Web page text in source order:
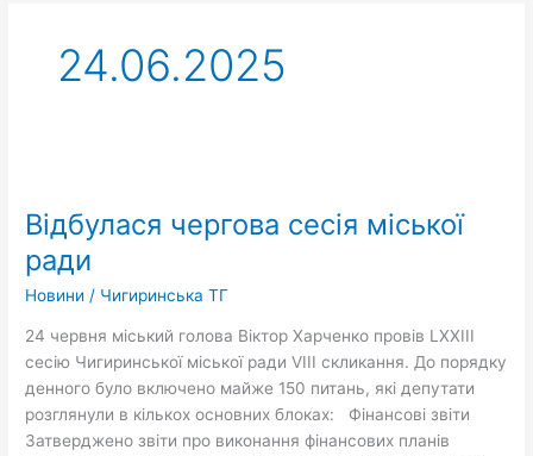
24.06.2025
Відбулася чергова сесія міської
ради
Новини / Чигиринська ТГ
24 червня міський голова Віктор Харченко провів LХХІІІ
сесію Чигиринської міської ради VIII скликання. До порядку
денного було включено майже 150 питань, які депутати
розглянули в кількох основних блоках: Фінансові звіти
Затверджено звіти про виконання фінансових планів
сесія
ради